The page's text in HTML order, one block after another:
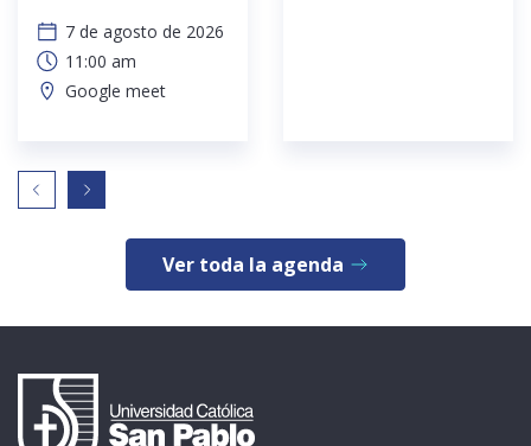
7 de agosto de 2026
11:00 am
Google meet
Ver toda la agenda